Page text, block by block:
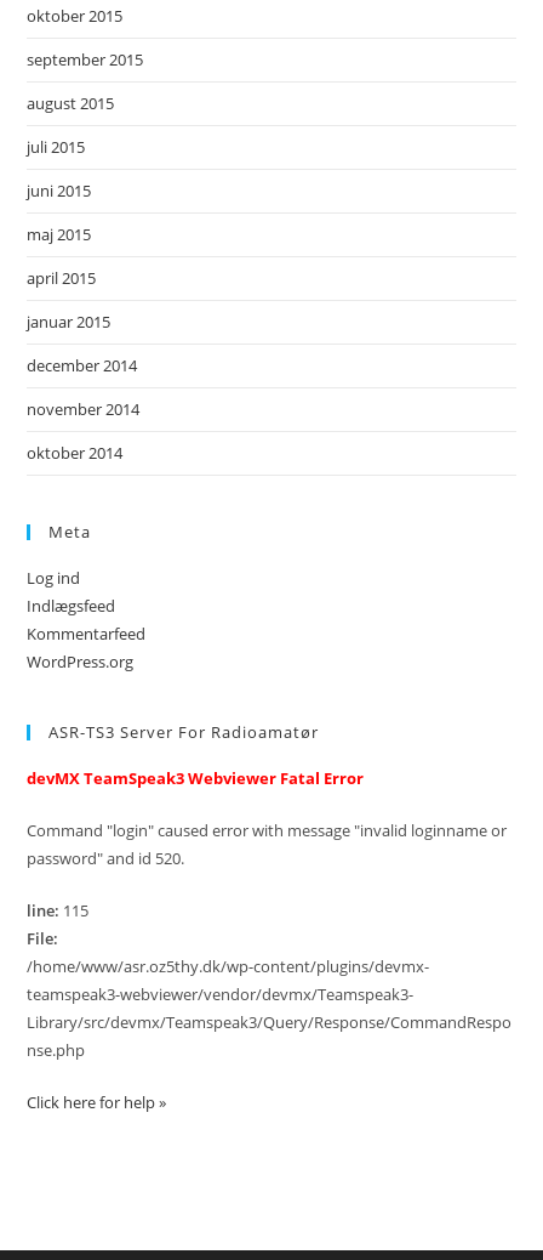
oktober 2015
september 2015
august 2015
juli 2015
juni 2015
maj 2015
april 2015
januar 2015
december 2014
november 2014
oktober 2014
Meta
Log ind
Indlægsfeed
Kommentarfeed
WordPress.org
ASR-TS3 Server For Radioamatør
devMX TeamSpeak3 Webviewer Fatal Error
Command "login" caused error with message "invalid loginname or
password" and id 520.
line: 115
File:
/home/www/asr.oz5thy.dk/wp-content/plugins/devmx-
teamspeak3-webviewer/vendor/devmx/Teamspeak3-
Library/src/devmx/Teamspeak3/Query/Response/CommandRespo
nse.php
Click here for help »